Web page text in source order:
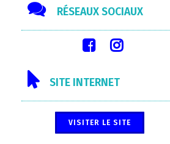
RÉSEAUX SOCIAUX
SITE INTERNET
VISITER LE SITE